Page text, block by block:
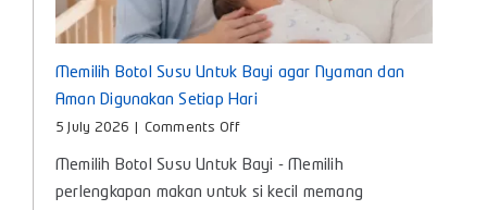
Memilih Botol Susu Untuk Bayi agar Nyaman dan
Aman Digunakan Setiap Hari
5 July 2026 Comments Offon
Botol
Susu
Memilih Botol Susu Untuk Bayi - Memilih
perlengkapan makan untuk si kecil memang